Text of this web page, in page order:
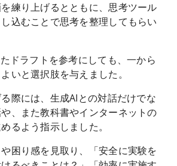
を練り上げるとともに、思考ツール
し込むことで思考を整理してもらい
ドラフトを参考にしても、一から
いと選択肢を与えました。
際には、生成AIとの対話だけでな
、また教科書やインターネットの
るよう指示しました。
困り感を見取り、「安全に実験を